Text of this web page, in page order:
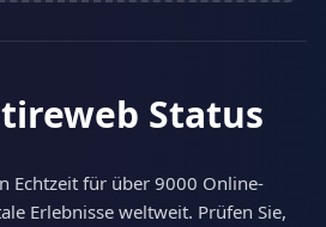
Status
Echtzeit für über 9000 Online-
Erlebnisse weltweit. Prüfen Sie,